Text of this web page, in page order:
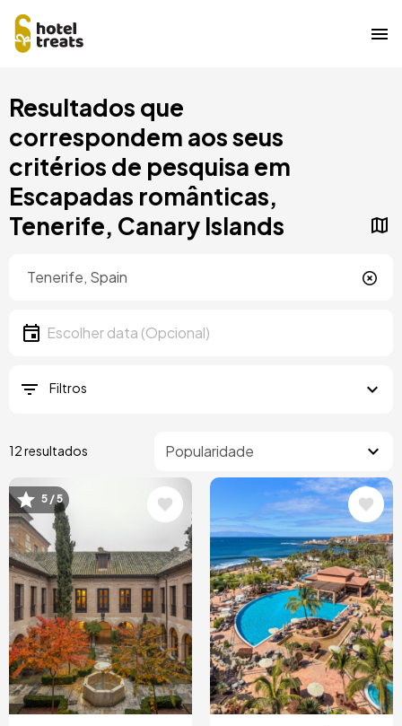
para
conteúdo
principal
Resultados que
correspondem aos seus
critérios de pesquisa em
Escapadas românticas,
Tenerife, Canary Islands
Data
Escolher data
Filtros
12 resultados
Imagem
5 / 5 Imagem